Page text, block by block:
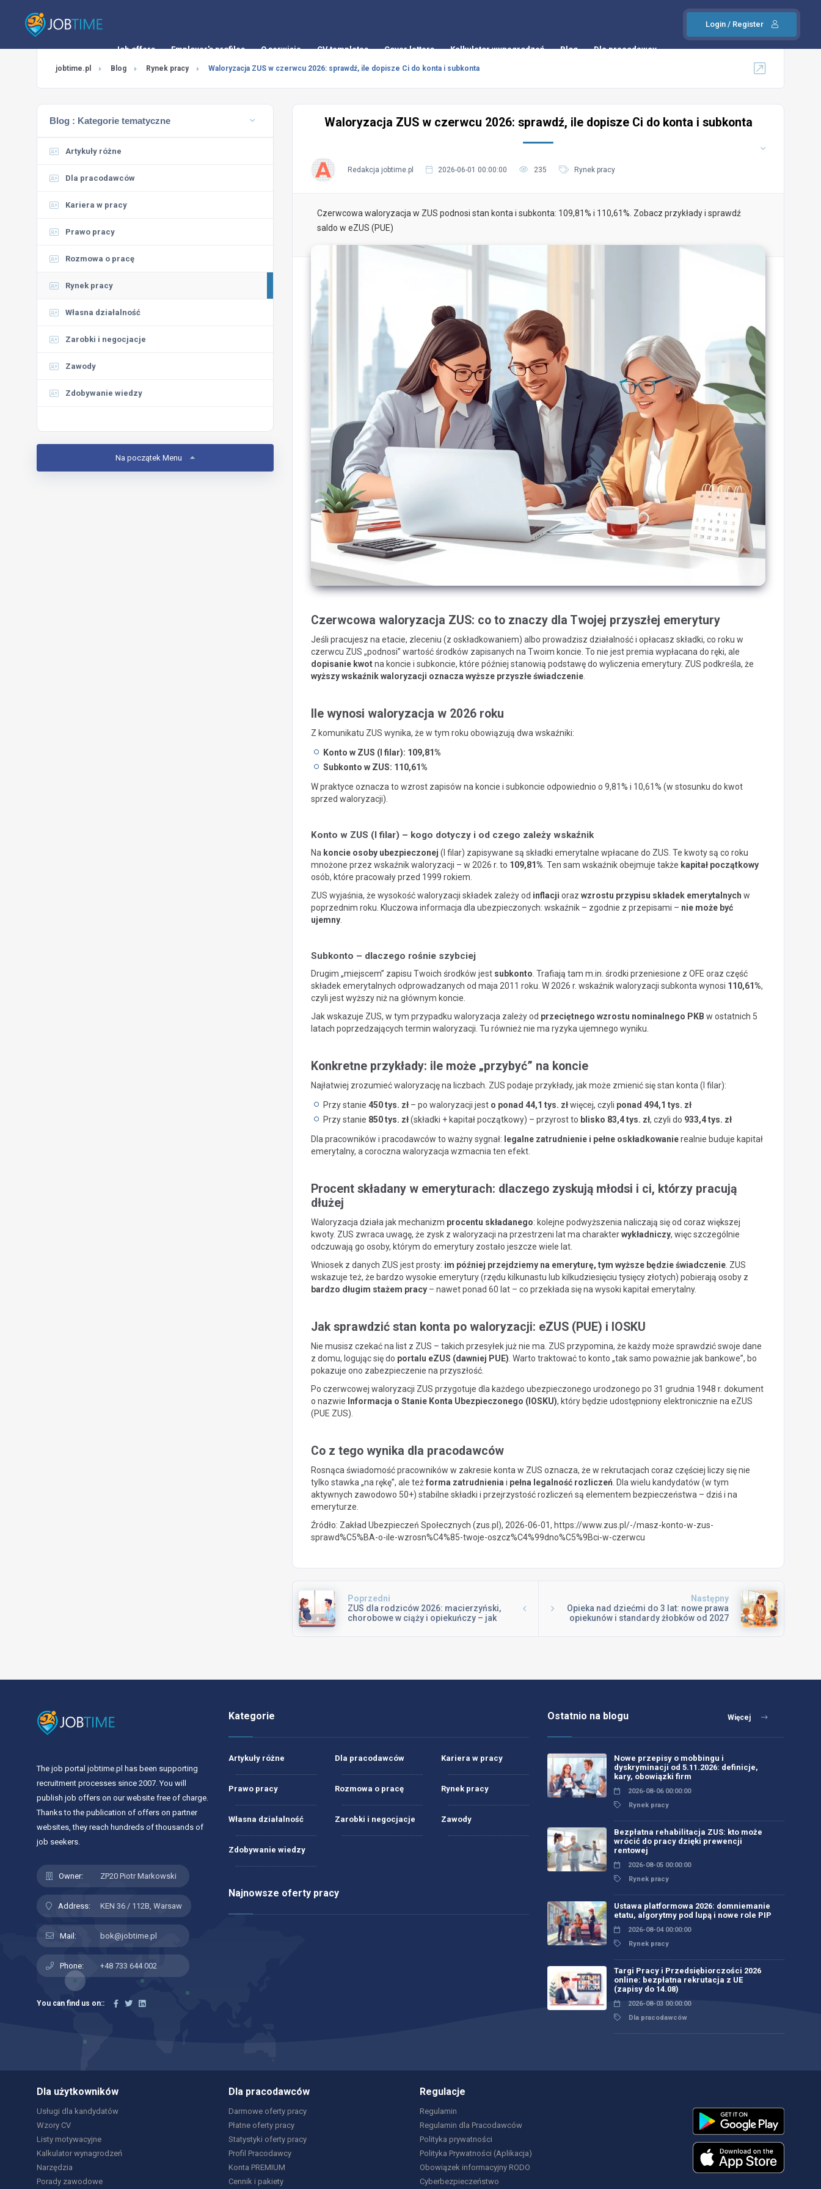
Login / Register
Job offers Employer's profiles O serwisie CV templates Cover letters Kalkulator wynagrodzeń Blog Dla pracodawcy
jobtime.pl Blog Rynek pracy Waloryzacja ZUS w czerwcu 2026: sprawdź, ile dopisze Ci do konta i subkonta
Blog : Kategorie tematyczne
Artykuły różne
Dla pracodawców
Kariera w pracy
Prawo pracy
Rozmowa o pracę
Rynek pracy
Własna działalność
Zarobki i negocjacje
Zawody
Zdobywanie wiedzy
Na początek Menu
Waloryzacja ZUS w czerwcu 2026: sprawdź, ile dopisze Ci do konta i subkonta
Redakcja jobtime.pl 2026-06-01 00:00:00 235 Rynek pracy
Czerwcowa waloryzacja w ZUS podnosi stan konta i subkonta: 109,81% i 110,61%. Zobacz przykłady i sprawdź
saldo w eZUS (PUE)
Czerwcowa waloryzacja ZUS: co to znaczy dla Twojej przyszłej emerytury
Jeśli pracujesz na etacie, zleceniu (z oskładkowaniem) albo prowadzisz działalność i opłacasz składki, co roku w
czerwcu ZUS „podnosi” wartość środków zapisanych na Twoim koncie. To nie jest premia wypłacana do ręki, ale
dopisanie kwotna koncie i subkoncie, które później stanowią podstawę do wyliczenia emerytury. ZUS podkreśla, że
wyższy wskaźnik waloryzacji oznacza wyższe przyszłe świadczenie
Ile wynosi waloryzacja w 2026 roku
Z komunikatu ZUS wynika, że w tym roku obowiązują dwa wskaźniki:
Konto w ZUS (I filar): 109,81%
Subkonto w ZUS: 110,61%
W praktyce oznacza to wzrost zapisów na koncie i subkoncie odpowiednio o 9,81% i 10,61% (w stosunku do kwot
sprzed waloryzacji).
Konto w ZUS (I filar) – kogo dotyczy i od czego zależy wskaźnik
Na koncie osoby ubezpieczonej (I filar) zapisywane są składki emerytalne wpłacane do ZUS. Te kwoty są co roku
mnożone przez wskaźnik waloryzacji – w 2026 r. to 109,81% . Ten sam wskaźnik obejmuje także kapitał początkowy
osób, które pracowały przed 1999 rokiem.
ZUS wyjaśnia, że wysokość waloryzacji składek zależy od inflacji oraz wzrostu przypisu składek emerytalnych w
poprzednim roku. Kluczowa informacja dla ubezpieczonych: wskaźnik – zgodnie z przepisami – nie może być
ujemny
Subkonto – dlaczego rośnie szybciej
Drugim „miejscem” zapisu Twoich środków jest subkonto . Trafiają tam m.in. środki przeniesione z OFE oraz część
składek emerytalnych odprowadzanych od maja 2011 roku. W 2026 r. wskaźnik waloryzacji subkonta wynosi 110,61%,
czyli jest wyższy niż na głównym koncie.
Jak wskazuje ZUS, w tym przypadku waloryzacja zależy od przeciętnego wzrostu nominalnego PKB w ostatnich 5
latach poprzedzających termin waloryzacji. Tu również nie ma ryzyka ujemnego wyniku.
Konkretne przykłady: ile może „przybyć” na koncie
Najłatwiej zrozumieć waloryzację na liczbach. ZUS podaje przykłady, jak może zmienić się stan konta (I filar):
Przy stanie 450 tys. zł – po waloryzacji jest o ponad 44,1 tys. złwięcej, czyli ponad 494,1 tys. zł
Przy stanie 850 tys. zł(składki + kapitał początkowy) – przyrost to blisko 83,4 tys. zł, czyli do 933,4 tys. zł
Dla pracowników i pracodawców to ważny sygnał: legalne zatrudnienie i pełne oskładkowanierealnie buduje kapitał
emerytalny, a coroczna waloryzacja wzmacnia ten efekt.
Procent składany w emeryturach: dlaczego zyskują młodsi i ci, którzy pracują
dłużej
Waloryzacja działa jak mechanizm procentu składanego: kolejne podwyższenia naliczają się od coraz większej
kwoty. ZUS zwraca uwagę, że zysk z waloryzacji na przestrzeni lat ma charakterwykładniczy, więc szczególnie
odczuwają go osoby, którym do emerytury zostało jeszcze wiele lat.
Wniosek z danych ZUS jest prosty: im później przejdziemy na emeryturę, tym wyższe będzie świadczenie . ZUS
wskazuje też, że bardzo wysokie emerytury (rzędu kilkunastu lub kilkudziesięciu tysięcy złotych) pobierają osoby z
bardzo długim stażem pracy – nawet ponad 60 lat – co przekłada się na wysoki kapitał emerytalny.
Jak sprawdzić stan konta po waloryzacji: eZUS (PUE) i IOSKU
Nie musisz czekać na list z ZUS – takich przesyłek już nie ma. ZUS przypomina, że każdy może sprawdzić swoje dane
z domu, logując się do portalu eZUS (dawniej PUE) . Warto traktować to konto „tak samo poważnie jak bankowe”, bo
pokazuje ono zabezpieczenie na przyszłość.
Po czerwcowej waloryzacji ZUS przygotuje dla każdego ubezpieczonego urodzonego po 31 grudnia 1948 r. dokument
o nazwie Informacja o Stanie Konta Ubezpieczonego (IOSKU), który będzie udostępniony elektronicznie na eZUS
(PUE ZUS).
Co z tego wynika dla pracodawców
Rosnąca świadomość pracowników w zakresie konta w ZUS oznacza, że w rekrutacjach coraz częściej liczy się nie
tylko stawka „na rękę”, ale teżforma zatrudnienia i pełna legalność rozliczeń . Dla wielu kandydatów (w tym
aktywnych zawodowo 50+) stabilne składki i przejrzystość rozliczeń są elementem bezpieczeństwa – dziś i na
emeryturze.
Źródło: Zakład Ubezpieczeń Społecznych (zus.pl), 2026-06-01, https://www.zus.pl/-/masz-konto-w-zus-
sprawd%C5%BA-o-ile-wzrosn%C4%85-twoje-oszcz%C4%99dno%C5%9Bci-w-czerwcu
Poprzedni
ZUS dla rodziców 2026: macierzyński,
chorobowe w ciąży i opiekuńczy – jak
Następny
Opieka nad dziećmi do 3 lat: nowe prawa
opiekunów i standardy żłobków od 2027
The job portal jobtime.pl has been supporting
recruitment processes since 2007. You will
publish job offers on our website free of charge.
Thanks to the publication of offers on partner
websites, they reach hundreds of thousands of
job seekers.
Owner: ZP20 Piotr Markowski
Address: KEN 36 / 112B, Warsaw
Mail: bok@jobtime.pl
Phone: +48 733 644 002
You can find us on::
Kategorie
Artykuły różne Dla pracodawców Kariera w pracy
Prawo pracy Rozmowa o pracę Rynek pracy
Własna działalność Zarobki i negocjacje Zawody
Zdobywanie wiedzy
Najnowsze oferty pracy
Ostatnio na blogu Więcej
Nowe przepisy o mobbingu i
dyskryminacji od 5.11.2026: definicje,
kary, obowiązki firm
2026-08-06 00:00:00
Rynek pracy
Bezpłatna rehabilitacja ZUS: kto może
wrócić do pracy dzięki prewencji
rentowej
2026-08-05 00:00:00
Rynek pracy
Ustawa platformowa 2026: domniemanie
etatu, algorytmy pod lupą i nowe role PIP
2026-08-04 00:00:00
Rynek pracy
Targi Pracy i Przedsiębiorczości 2026
online: bezpłatna rekrutacja z UE
(zapisy do 14.08)
2026-08-03 00:00:00
Dla pracodawców
Dla użytkowników
Usługi dla kandydatów
Wzory CV
Listy motywacyjne
Kalkulator wynagrodzeń
Narzędzia
Porady zawodowe
Dla pracodawców
Darmowe oferty pracy
Płatne oferty pracy
Statystyki oferty pracy
Profil Pracodawcy
Konta PREMIUM
Cennik i pakiety
Regulacje
Regulamin
Regulamin dla Pracodawców
Polityka prywatności
Polityka Prywatności (Aplikacja)
Obowiązek informacyjny RODO
Cyberbezpieczeństwo